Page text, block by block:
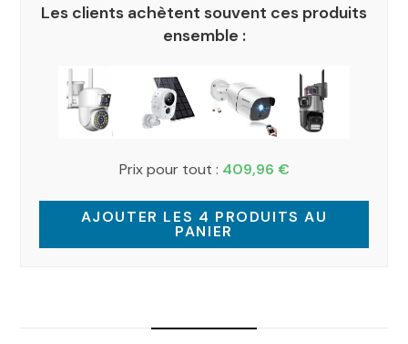
Les clients achètent souvent ces produits
ensemble :
Prix pour tout : 409,96 €
AJOUTER LES 4 PRODUITS AU
PANIER